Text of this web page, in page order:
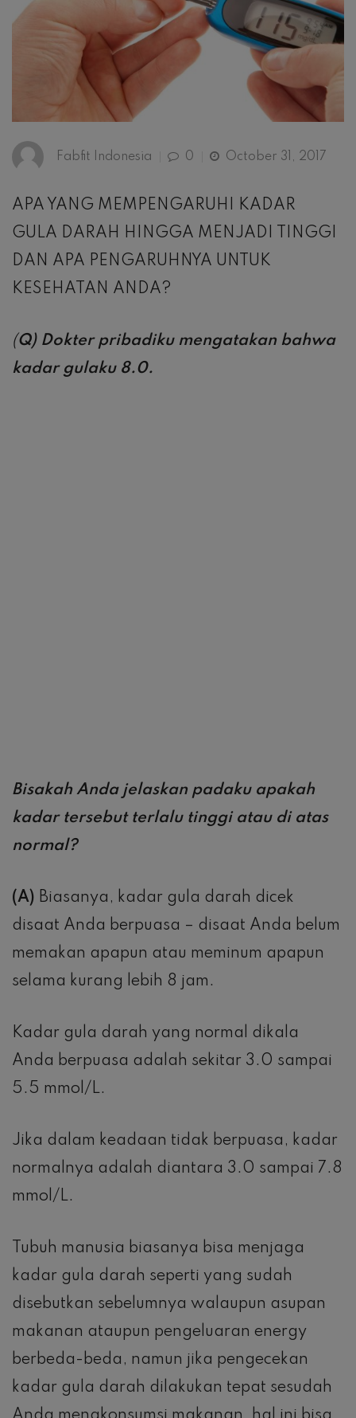
Fabfit Indonesia 0 October 31, 2017
APA YANG MEMPENGARUHI KADAR
GULA DARAH HINGGA MENJADI TINGGI
DAN APA PENGARUHNYA UNTUK
KESEHATAN ANDA?
(Q) Dokter pribadiku mengatakan bahwa
kadar gulaku 8.0.
Bisakah Anda jelaskan padaku apakah
kadar tersebut terlalu tinggi atau di atas
normal?
(A) Biasanya, kadar gula darah dicek
disaat Anda berpuasa – disaat Anda belum
memakan apapun atau meminum apapun
selama kurang lebih 8 jam.
Kadar gula darah yang normal dikala
Anda berpuasa adalah sekitar 3.0 sampai
5.5 mmol/L.
Jika dalam keadaan tidak berpuasa, kadar
normalnya adalah diantara 3.0 sampai 7.8
mmol/L.
Tubuh manusia biasanya bisa menjaga
kadar gula darah seperti yang sudah
disebutkan sebelumnya walaupun asupan
makanan ataupun pengeluaran energy
berbeda-beda, namun jika pengecekan
kadar gula darah dilakukan tepat sesudah